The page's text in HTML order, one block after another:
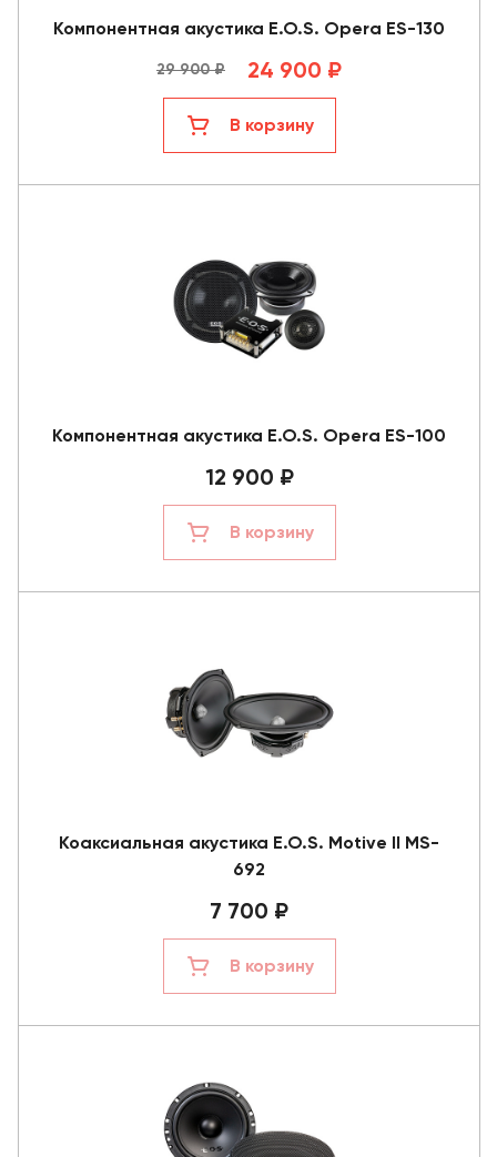
Компонентная акустика E.O.S. Opera ES-130
29 900 ₽ 24 900 ₽
В корзину
Компонентная акустика E.O.S. Opera ES-100
12 900 ₽
В корзину
Коаксиальная акустика E.O.S. Motive II MS-
692
7 700 ₽
В корзину